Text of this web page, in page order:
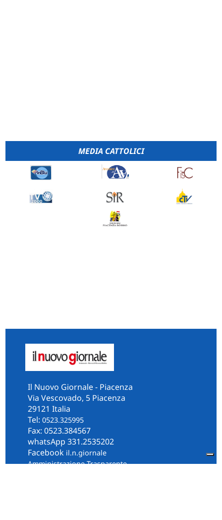
MEDIA CATTOLICI
Il Nuovo Giornale - Piacenza
Via Vescovado, 5 Piacenza
29121 Italia
Tel: 0523.325995
Fax: 0523.384567
whatsApp 331.2535202
Facebook il.n.giornale
Amministrazione Trasparente